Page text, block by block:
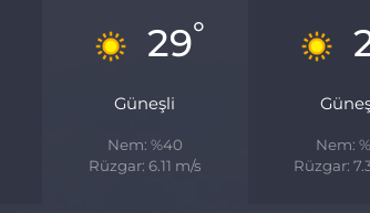
29°
Güneşli
Nem: %40
Rüzgar: 6.11 m/s
Nem:
Rüzgar: